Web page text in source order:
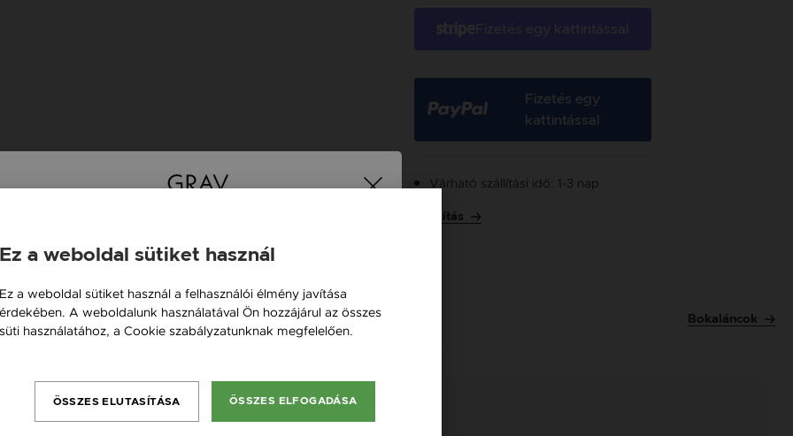
Fizetés egy
kattintással
Várható szállítási idő: 1-3 nap
Szállítás
Bokaláncok
Österreich / AT
România / RO
Ez a weboldal sütiket használ
Ez a weboldal sütiket használ a felhasználói élmény javítása
érdekében. A weboldalunk használatával Ön hozzájárul az összes
süti használatához, a Cookie szabályzatunknak megfelelően.
ÖSSZES ELFOGADÁSA
ÖSSZES ELUTASÍTÁSA